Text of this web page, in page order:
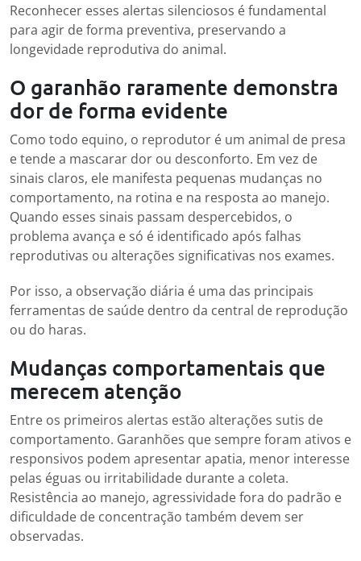
Reconhecer esses alertas silenciosos é fundamental
para agir de forma preventiva, preservando a
longevidade reprodutiva do animal.
O garanhão raramente demonstra
dor de forma evidente
Como todo equino, o reprodutor é um animal de presa
e tende a mascarar dor ou desconforto. Em vez de
sinais claros, ele manifesta pequenas mudanças no
comportamento, na rotina e na resposta ao manejo.
Quando esses sinais passam despercebidos, o
problema avança e só é identificado após falhas
reprodutivas ou alterações significativas nos exames.
Por isso, a observação diária é uma das principais
ferramentas de saúde dentro da central de reprodução
ou do haras.
Mudanças comportamentais que
merecem atenção
Entre os primeiros alertas estão alterações sutis de
comportamento. Garanhões que sempre foram ativos e
responsivos podem apresentar apatia, menor interesse
pelas éguas ou irritabilidade durante a coleta.
Resistência ao manejo, agressividade fora do padrão e
dificuldade de concentração também devem ser
observadas.